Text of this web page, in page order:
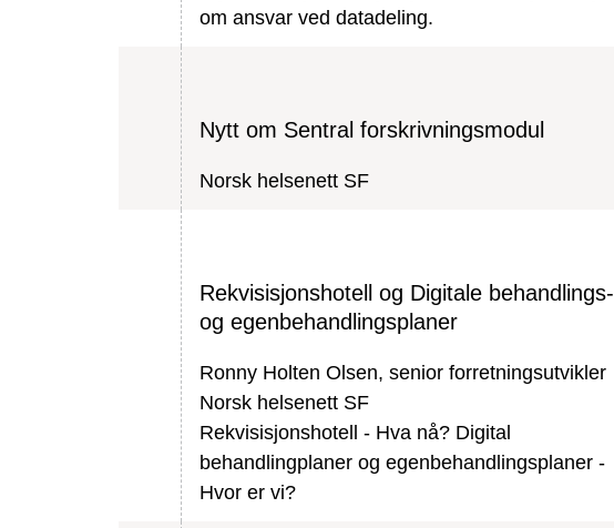
om ansvar ved datadeling.
Nytt om Sentral forskrivningsmodul
Norsk helsenett SF
Rekvisisjonshotell og Digitale behandlings-
og egenbehandlingsplaner
Ronny Holten Olsen, senior forretningsutvikler
Norsk helsenett SF
Rekvisisjonshotell - Hva nå? Digital
behandlingplaner og egenbehandlingsplaner -
Hvor er vi?